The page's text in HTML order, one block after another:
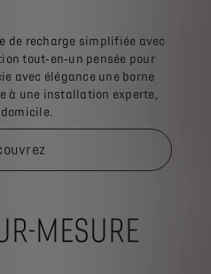
de recharge simplifiée avec
tout‑en‑un pensée pour
avec élégance une borne
à une installation experte,
MESURE